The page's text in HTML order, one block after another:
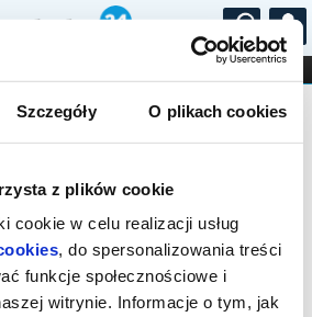
Szczegóły O plikach cookies
z plików cookie
cookie w celu realizacji usług
, do spersonalizowania treści
funkcje społecznościowe i
witrynie. Informacje o tym, jak
...
I BALET
STAND-UP
on-line na wydarzenie